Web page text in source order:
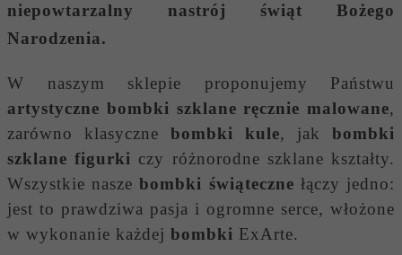
niepowtarzalny nastrój świąt Bożego
Narodzenia.
W naszym sklepie proponujemy Państwu
artystyczne bombki szklane ręcznie malowane,
zarówno klasyczne bombki kule, jak bombki
szklane figurki czy różnorodne szklane kształty.
Wszystkie naszebombki świąteczne łączy jedno:
jest to prawdziwa pasja i ogromne serce, włożone
w wykonanie każdej bombki ExArte.